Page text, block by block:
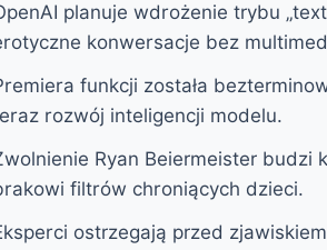
planuje wdrożenie trybu
konwersacje bez
funkcji została
rozwój inteligencji modelu.
Ryan Beiermeister budzi
filtrów chroniących dzieci.
ostrzegają przed